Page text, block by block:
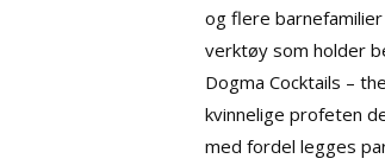
og flere
verktøy som holder
Dogma Cocktails –
kvinnelige profeten
med fordel legges